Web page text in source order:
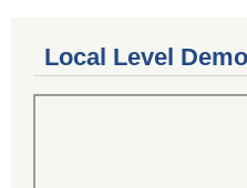
Local Level